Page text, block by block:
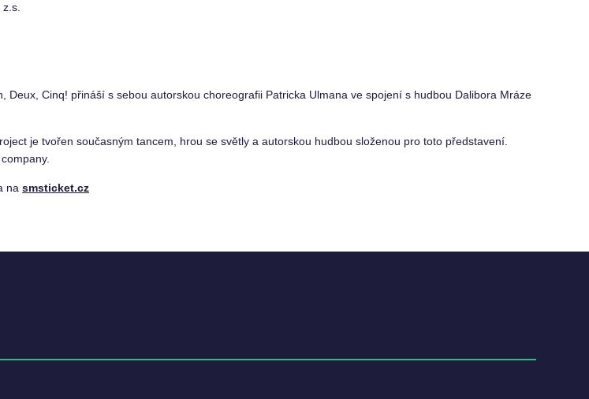
Deux, Cinq! přináší s sebou autorskou choreografii Patricka Ulmana ve spojení s hudbou Dalibora Mráze
je tvořen současným tancem, hrou se světly a autorskou hudbou složenou pro toto představení.
nasmsticket.cz